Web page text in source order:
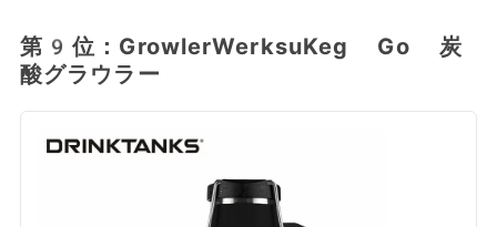
第9位：GrowlerWerksuKeg Go 炭
酸グラウラー